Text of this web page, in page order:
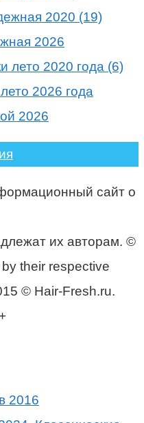
2026
2026 года
2026
сайт о
их авторам. ©
their respective
© Hair-Fresh.ru.